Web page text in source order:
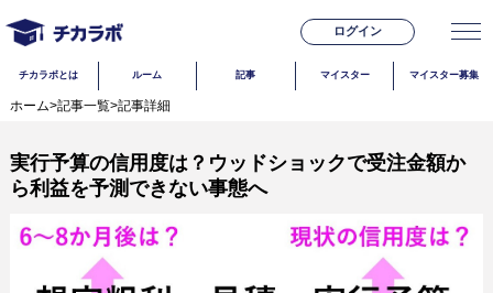
ログイン
チカラボとは ルーム 記事 マイスター マイスター募集
ホーム>記事一覧>記事詳細
実行予算の信用度は？ウッドショックで受注金額か
ら利益を予測できない事態へ